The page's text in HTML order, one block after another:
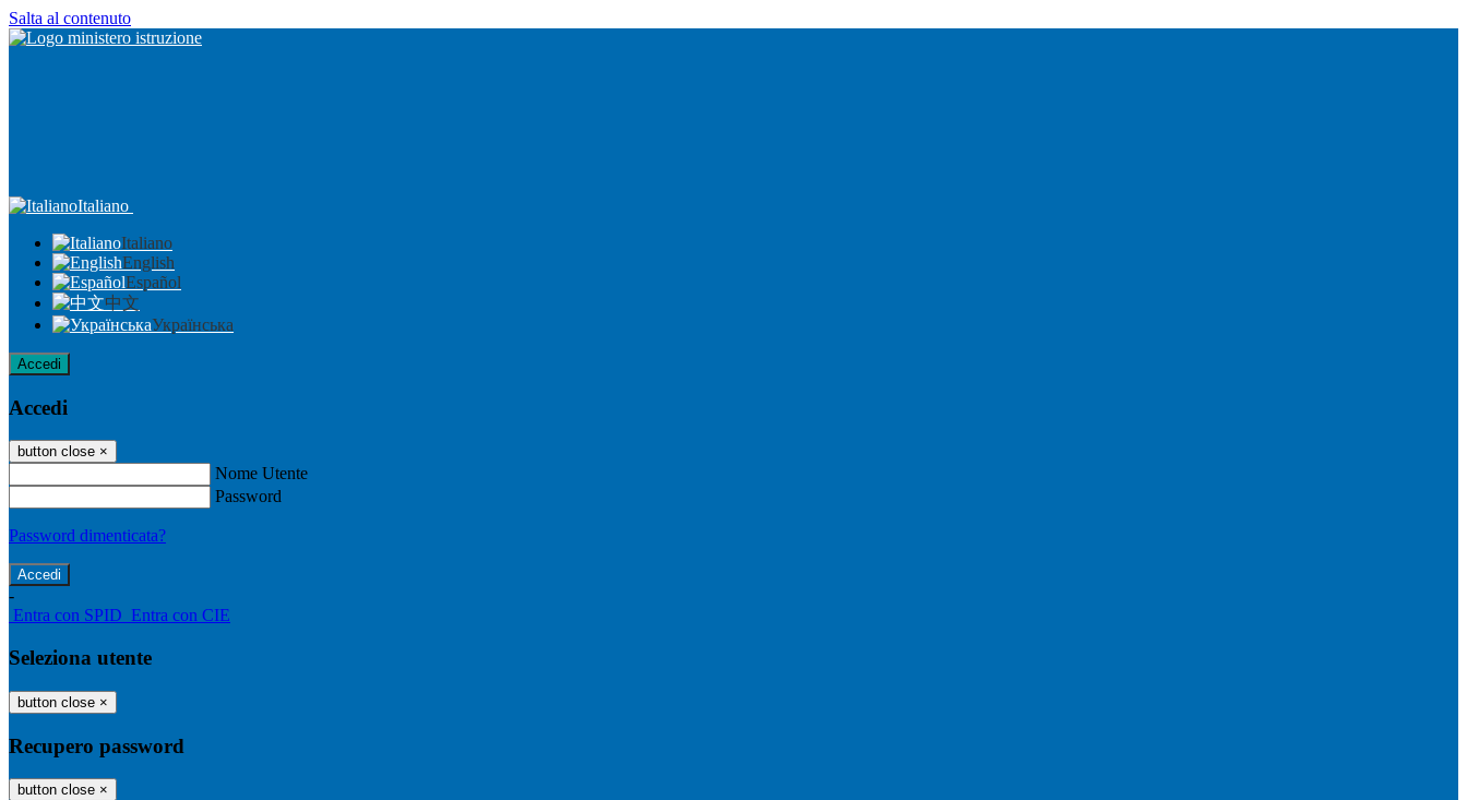
Salta al contenuto
Italiano
Italiano
English
Español
中文
Українська
Accedi
Accedi
button close ×
Nome Utente
Password
Password dimenticata?
-
Entra con SPID Entra con CIE
Seleziona utente
button close ×
Recupero password
button close ×